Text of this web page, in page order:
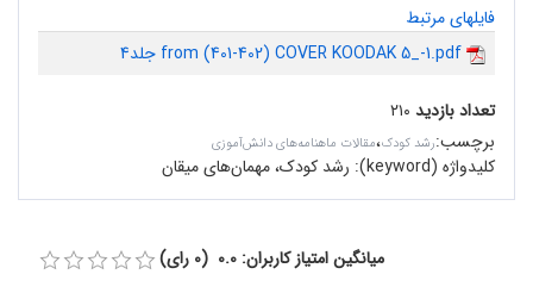
فایلهای مرتبط
جلد4 from (401-402) COVER KOODAK 5_-1.pdf
تعداد بازدید ۲۱۰
برچسب:رشد کودک،مقالات ماهنامه‌های دانش‌آموزی
کلیدواژه (keyword): رشد کودک، مهمان‌های میقان
میانگین امتیاز کاربران: 0.0 (0 رای)